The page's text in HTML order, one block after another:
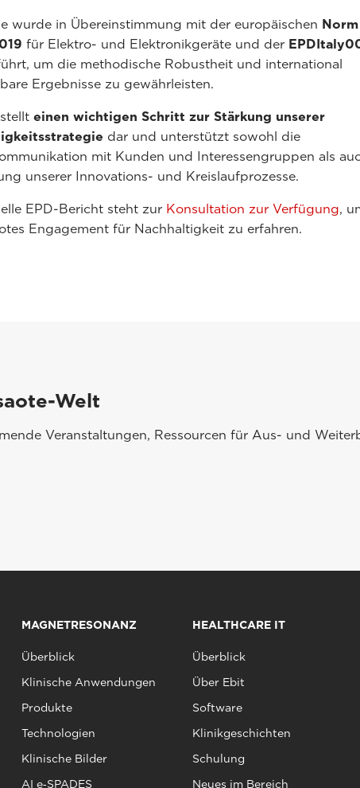
wurde in Übereinstimmung mit der europäischen
für Elektro- und Elektronikgeräte und der
um die methodische Robustheit und international
Ergebnisse zu gewährleisten.
einen wichtigen Schritt zur Stärkung unserer
dar und unterstützt sowohl die
mit Kunden und Interessengruppen als
unserer Innovations- und Kreislaufprozesse.
EPD-Bericht steht zur Konsultation zur Verfügung,
Engagement für Nachhaltigkeit zu erfahren.
Welt
Veranstaltungen, Ressourcen für Aus- und
MAGNETRESONANZ
Überblick
Klinische Anwendungen
Produkte
Technologien
Klinische Bilder
AI e‑SPADES
HEALTHCARE IT
Überblick
Über Ebit
Software
Klinikgeschichten
Schulung
Neues im Bereich